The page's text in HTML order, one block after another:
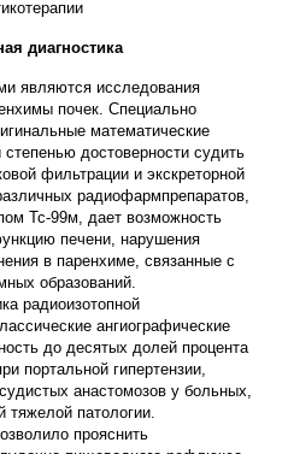
диагностика
являются исследования
почек. Специально
математические
достоверности судить
фильтрации и экскреторной
радиофармпрепаратов,
Тс-99м, дает возможность
печени, нарушения
в паренхиме, связанные с
образований.
радиоизотопной
ангиографические
до десятых долей процента
портальной гипертензии,
анастомозов у больных,
тяжелой патологии.
прояснить